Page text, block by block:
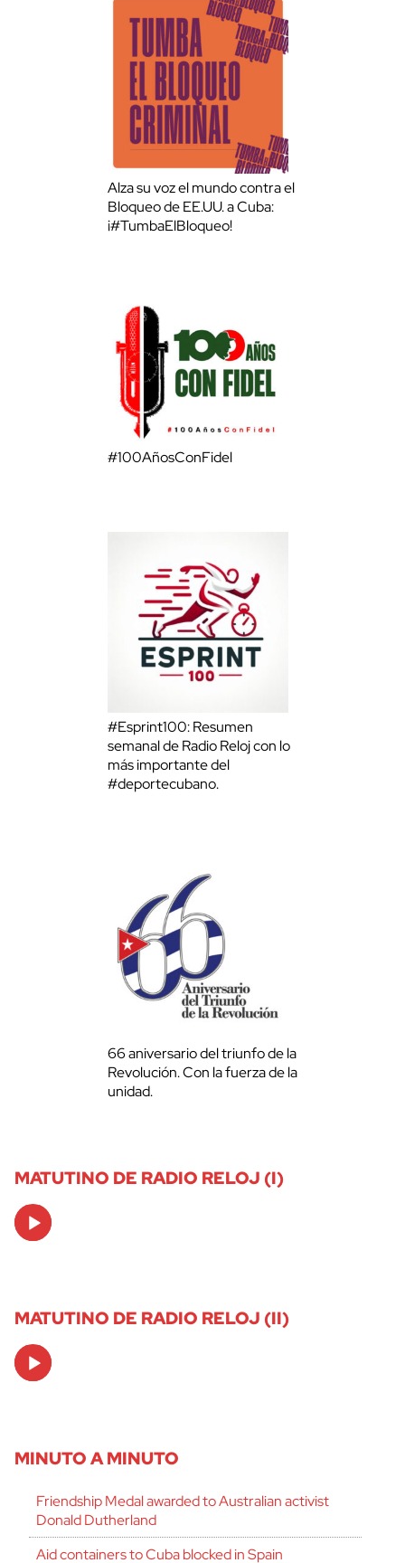
Alza su voz el mundo contra el
Bloqueo de EE.UU. a Cuba:
¡#TumbaElBloqueo!
#100AñosConFidel
#Esprint100: Resumen
semanal de Radio Reloj con lo
más importante del
#deportecubano.
66 aniversario del triunfo de la
Revolución. Con la fuerza de la
unidad.
MATUTINO DE RADIO RELOJ (I)
Audio
Player
MATUTINO DE RADIO RELOJ (II)
Audio
Player
MINUTO A MINUTO
Friendship Medal awarded to Australian activist
Donald Dutherland
Aid containers to Cuba blocked in Spain